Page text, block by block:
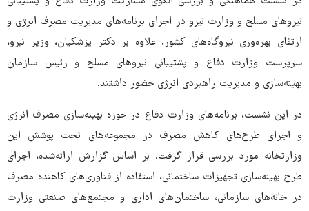
نیروهای مسلح و وزارت نیرو در اجرای برنامه‌های مدیریت مصرف انرژی و
ارتقای بهره‌وری نیروگاه‌های کشور، علاوه بر دکتر پزشکیان، وزیر نیرو،
سرپرست وزارت دفاع و پشتیبانی نیروهای مسلح و رئیس سازمان
بهینه‌سازی و مدیریت راهبردی انرژی حضور داشتند.
در این نشست، برنامه‌های وزارت دفاع در حوزه بهینه‌سازی مصرف انرژی
و اجرای طرح‌های کاهش مصرف در مجموعه‌های تحت پوشش این
وزارتخانه مورد بررسی قرار گرفت. بر اساس گزارش ارائه‌شده، اجرای
طرح بهینه‌سازی تجهیزات ساختمانی، استفاده از فناوری‌های کاهنده مصرف
در خانه‌های سازمانی، ساختمان‌های اداری و مجتمع‌های صنعتی وزارت